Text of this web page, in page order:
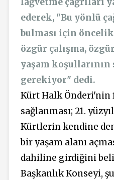
ederek, "Bu yönlü
bulması için
özgür çalışma,
yaşam koşullarının
gerekiyor" dedi.
Kürt Halk
sağlanması; 21.
Kürtlerin kendine
bir yaşam alanı
dahiline girdiğini
Başkanlık Konseyi,